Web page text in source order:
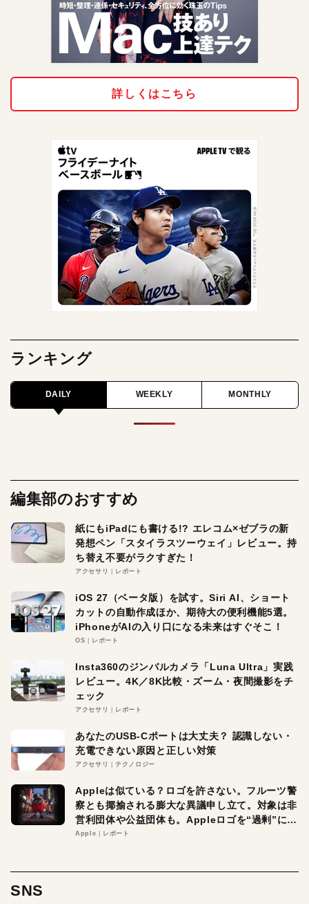
詳しくはこちら
ランキング
DAILY WEEKLY MONTHLY
編集部のおすすめ
紙にもiPadにも書ける!? エレコム×ゼブラの新
発想ペン「スタイラスツーウェイ」レビュー。持
ち替え不要がラクすぎた！
アクセサリ レポート
iOS 27（ベータ版）を試す。Siri AI、ショート
カットの自動作成ほか、期待大の便利機能5選。
iPhoneがAIの入り口になる未来はすぐそこ！
OS レポート
Insta360のジンバルカメラ「Luna Ultra」実践
レビュー。4K／8K比較・ズーム・夜間撮影をチ
ェック
アクセサリ レポート
あなたのUSB-Cポートは大丈夫？ 認識しない・
充電できない原因と正しい対策
アクセサリ テクノロジー
Appleは似ている？ロゴを許さない。フルーツ警
察とも揶揄される膨大な異議申し立て。対象は非
営利団体や公益団体も。Appleロゴを“過剰”に守
る理由とは
Apple レポート
SNS